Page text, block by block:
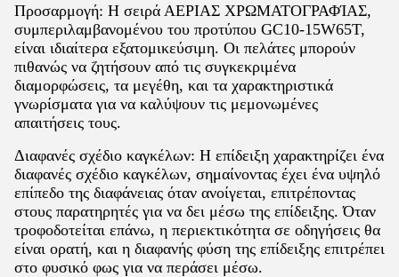
Προσαρμογή: Η σειρά ΑΕΡΙΑΣ ΧΡΩΜΑΤΟΓΡΑΦΊΑΣ,
συμπεριλαμβανομένου του προτύπου GC10-15W65T,
είναι ιδιαίτερα εξατομικεύσιμη. Οι πελάτες μπορούν
πιθανώς να ζητήσουν από τις συγκεκριμένα
διαμορφώσεις, τα μεγέθη, και τα χαρακτηριστικά
γνωρίσματα για να καλύψουν τις μεμονωμένες
απαιτήσεις τους.
Διαφανές σχέδιο καγκέλων: Η επίδειξη χαρακτηρίζει ένα
διαφανές σχέδιο καγκέλων, σημαίνοντας έχει ένα υψηλό
επίπεδο της διαφάνειας όταν ανοίγεται, επιτρέποντας
στους παρατηρητές για να δει μέσω της επίδειξης. Όταν
τροφοδοτείται επάνω, η περιεκτικότητα σε οδηγήσεις θα
είναι ορατή, και η διαφανής φύση της επίδειξης επιτρέπει
στο φυσικό φως για να περάσει μέσω.